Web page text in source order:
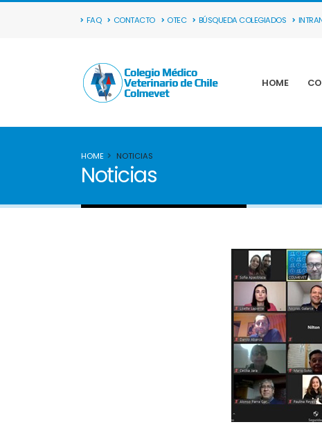
FAQ CONTACTO OTEC BÚSQUEDA COLEGIADOS
HOME
HOME NOTICIAS
Noticias